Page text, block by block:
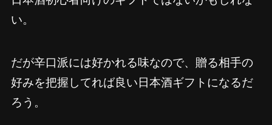
い。
だが辛口派には好かれる味なので、贈る相手の
好みを把握してれば良い日本酒ギフトになるだ
ろう。